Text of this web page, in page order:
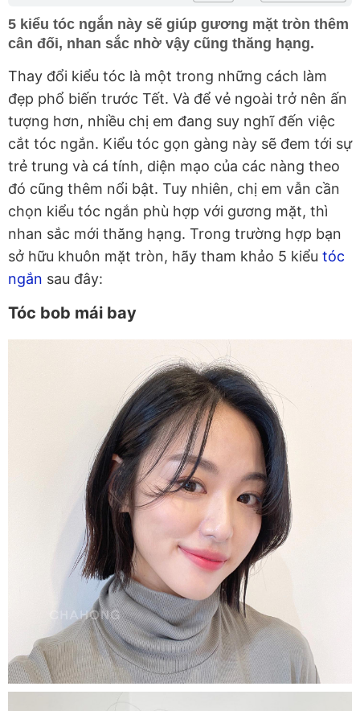
5 kiểu tóc ngắn này sẽ giúp gương mặt tròn thêm
cân đối, nhan sắc nhờ vậy cũng thăng hạng.
Thay đổi kiểu tóc là một trong những cách làm
đẹp phổ biến trước Tết. Và để vẻ ngoài trở nên ấn
tượng hơn, nhiều chị em đang suy nghĩ đến việc
cắt tóc ngắn. Kiểu tóc gọn gàng này sẽ đem tới sự
trẻ trung và cá tính, diện mạo của các nàng theo
đó cũng thêm nổi bật. Tuy nhiên, chị em vẫn cần
chọn kiểu tóc ngắn phù hợp với gương mặt, thì
nhan sắc mới thăng hạng. Trong trường hợp bạn
sở hữu khuôn mặt tròn, hãy tham khảo 5 kiểu tóc
ngắn sau đây:
Tóc bob mái bay